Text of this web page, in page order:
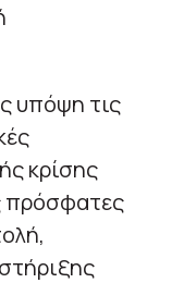
υπόψη τις
κρίσης
πρόσφατες